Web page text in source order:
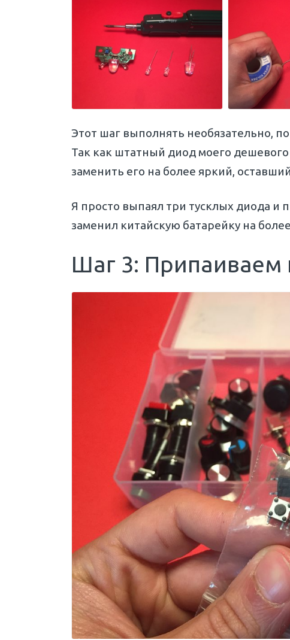
Этот шаг выполнять необязательно,
Так как штатный диод моего
заменить его на более яркий,
Я просто выпаял три тусклых диода и
заменил китайскую батарейку на
Шаг 3: Припаиваем